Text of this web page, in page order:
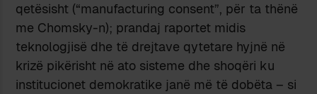
qetësisht (“manufacturing consent”, për ta thënë
me Chomsky-n); prandaj raportet midis
teknologjisë dhe të drejtave qytetare hyjnë në
krizë pikërisht në ato sisteme dhe shoqëri ku
institucionet demokratike janë më të dobëta – si